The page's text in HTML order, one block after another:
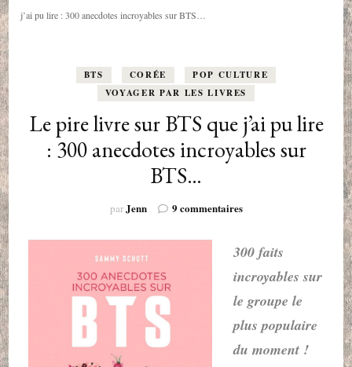
j’ai pu lire : 300 anecdotes incroyables sur BTS…
BTS CORÉE
POP CULTURE
VOYAGER PAR LES LIVRES
Le pire livre sur BTS que j’ai pu lire
: 300 anecdotes incroyables sur
BTS…
parJenn 9 commentairessur
livre
BTS
que
j’ai
pu
lire
300 faits
incroyables sur
le groupe le
plus populaire
du moment !